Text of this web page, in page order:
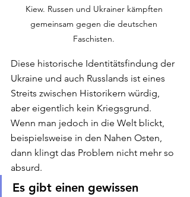
Kiew. Russen und Ukrainer kämpften
gemeinsam gegen die deutschen
Faschisten.
Diese historische Identitätsfindung der
Ukraine und auch Russlands ist eines
Streits zwischen Historikern würdig,
aber eigentlich kein Kriegsgrund.
Wenn man jedoch in die Welt blickt,
beispielsweise in den Nahen Osten,
dann klingt das Problem nicht mehr so
absurd.
Es gibt einen gewissen